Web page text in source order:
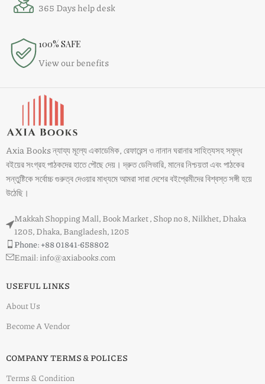
365 Days help desk
100% SAFE
View our benefits
Axia Books ন্যায্য মূল্যে একাডেমিক, রেফারেন্স ও নানান ঘরানার সাহিত্যসহ সমৃদ্ধ
বইয়ের সংগ্রহ পাঠকদের হাতে পৌছে দেয়। দ্রুত ডেলিভারি, মানের নিশ্চয়তা এবং পাঠকের
সন্তুষ্টিকে সর্বোচ্চ গুরুত্ব দেওয়ার মাধ্যমে আমরা সারা দেশের বইপ্রেমীদের বিশ্বস্ত সঙ্গী হয়ে
উঠেছি।
Makkah Shopping Mall, Book Market , Shop no 8, Nilkhet, Dhaka
1205, Dhaka, Bangladesh, 1205
Phone: +88 01841-658802
Email: info@axiabooks.com
USEFUL LINKS
About Us
Become A Vendor
COMPANY TERMS & POLICES
Terms & Condition